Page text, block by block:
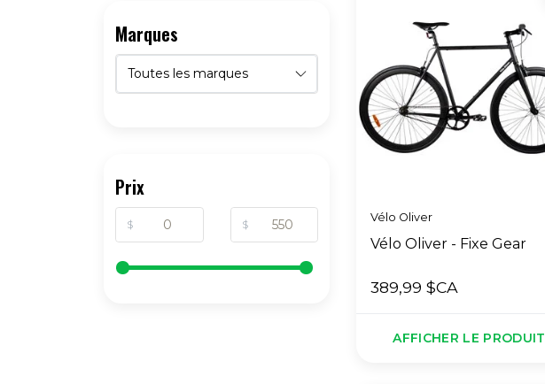
Vélo Oliver
Vélo Oliver - Fixe Gear
389,99 $CA
AFFICHER LE PRODUIT
Marques
Prix